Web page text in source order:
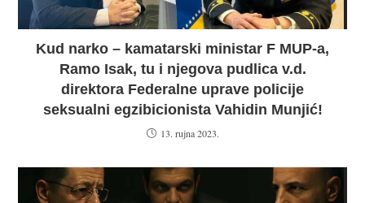
Kud narko – kamatarski ministar F MUP-a,
Ramo Isak, tu i njegova pudlica v.d.
direktora Federalne uprave policije
seksualni egzibicionista Vahidin Munjić!
13. rujna 2023.